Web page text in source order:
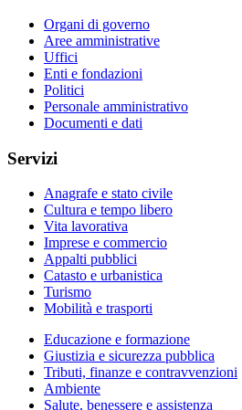
Organi di governo
Aree amministrative
Uffici
Enti e fondazioni
Politici
Personale amministrativo
Documenti e dati
Servizi
Anagrafe e stato civile
Cultura e tempo libero
Vita lavorativa
Imprese e commercio
Appalti pubblici
Catasto e urbanistica
Turismo
Mobilità e trasporti
Educazione e formazione
Giustizia e sicurezza pubblica
Tributi, finanze e contravvenzioni
Ambiente
Salute, benessere e assistenza